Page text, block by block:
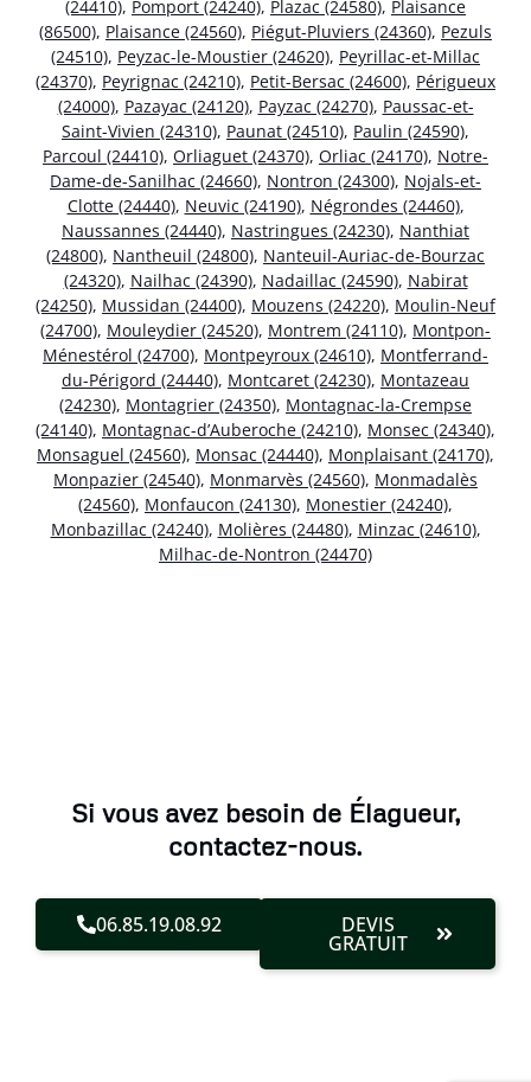
(24410), Pomport (24240), Plazac (24580), Plaisance
(86500), Plaisance (24560), Piégut-Pluviers (24360), Pezuls
(24510), Peyzac-le-Moustier (24620), Peyrillac-et-Millac
(24370), Peyrignac (24210), Petit-Bersac (24600), Périgueux
(24000), Pazayac (24120), Payzac (24270), Paussac-et-
Saint-Vivien (24310), Paunat (24510), Paulin (24590),
Parcoul (24410), Orliaguet (24370), Orliac (24170), Notre-
Dame-de-Sanilhac (24660), Nontron (24300), Nojals-et-
Clotte (24440), Neuvic (24190), Négrondes (24460),
Naussannes (24440), Nastringues (24230), Nanthiat
(24800), Nantheuil (24800), Nanteuil-Auriac-de-Bourzac
(24320), Nailhac (24390), Nadaillac (24590), Nabirat
(24250), Mussidan (24400), Mouzens (24220), Moulin-Neuf
(24700), Mouleydier (24520), Montrem (24110), Montpon-
Ménestérol (24700), Montpeyroux (24610), Montferrand-
du-Périgord (24440), Montcaret (24230), Montazeau
(24230), Montagrier (24350), Montagnac-la-Crempse
(24140), Montagnac-d’Auberoche (24210), Monsec (24340),
Monsaguel (24560), Monsac (24440), Monplaisant (24170),
Monpazier (24540), Monmarvès (24560), Monmadalès
(24560), Monfaucon (24130), Monestier (24240),
Monbazillac (24240), Molières (24480), Minzac (24610),
Milhac-de-Nontron (24470)
Si vous avez besoin de Élagueur,
contactez-nous.
06.85.19.08.92 DEVIS
GRATUIT